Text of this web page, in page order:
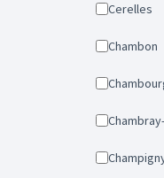
Cerelles
Chambon